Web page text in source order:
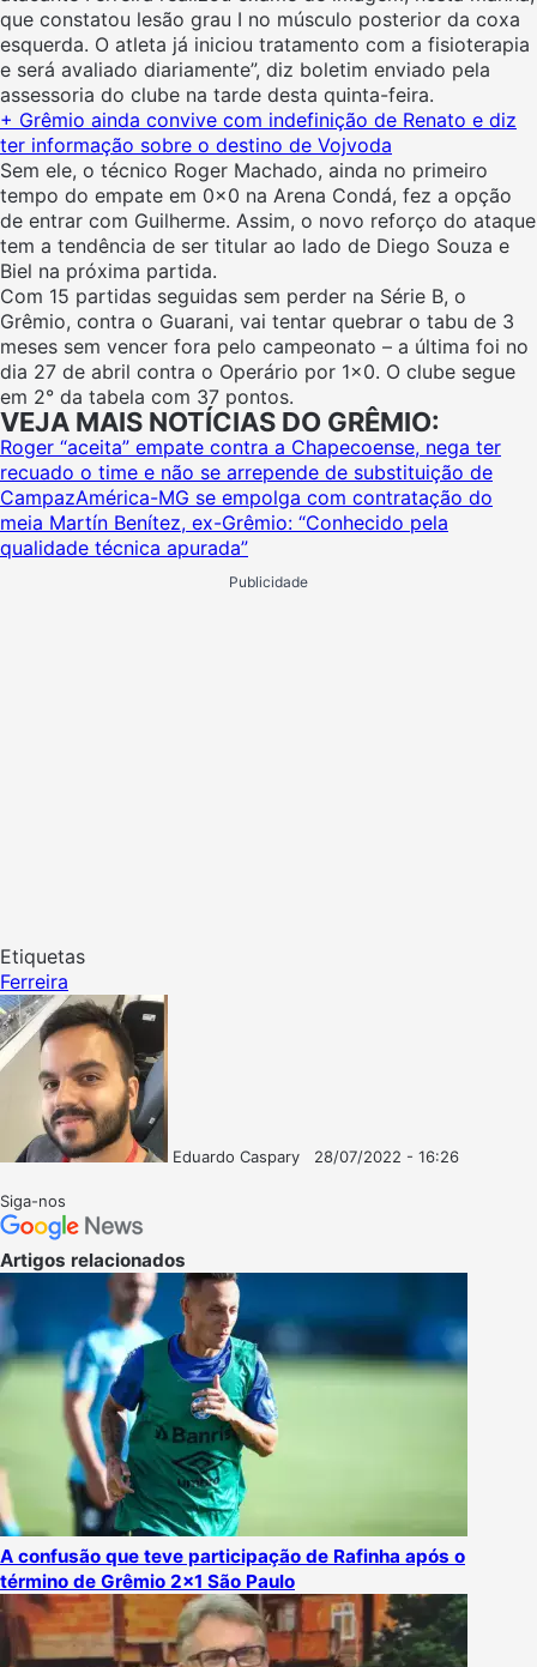
que constatou lesão grau I no músculo posterior da coxa
esquerda. O atleta já iniciou tratamento com a fisioterapia
e será avaliado diariamente”, diz boletim enviado pela
assessoria do clube na tarde desta quinta-feira.
+ Grêmio ainda convive com indefinição de Renato e diz
ter informação sobre o destino de Vojvoda
Sem ele, o técnico Roger Machado, ainda no primeiro
tempo do empate em 0x0 na Arena Condá, fez a opção
de entrar com Guilherme. Assim, o novo reforço do ataque
tem a tendência de ser titular ao lado de Diego Souza e
Biel na próxima partida.
Com 15 partidas seguidas sem perder na Série B, o
Grêmio, contra o Guarani, vai tentar quebrar o tabu de 3
meses sem vencer fora pelo campeonato – a última foi no
dia 27 de abril contra o Operário por 1×0. O clube segue
em 2° da tabela com 37 pontos.
VEJA MAIS NOTÍCIAS DO GRÊMIO:
Roger “aceita” empate contra a Chapecoense, nega ter
recuado o time e não se arrepende de substituição de
CampazAmérica-MG se empolga com contratação do
meia Martín Benítez, ex-Grêmio: “Conhecido pela
qualidade técnica apurada”
Publicidade
Etiquetas
Ferreira
Eduardo Caspary
28/07/2022 - 16:26
Siga-nos
Artigos relacionados
A confusão que teve participação de Rafinha após o
término de Grêmio 2×1 São Paulo